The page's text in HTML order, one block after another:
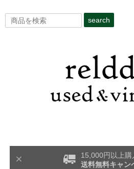
search
15,000円以上購
送料無料キャン